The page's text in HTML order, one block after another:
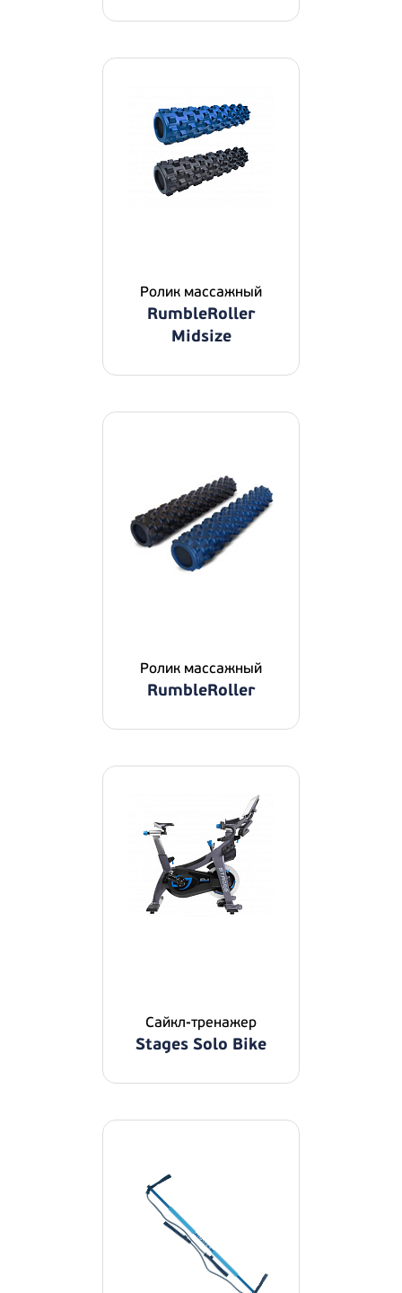
Ролик массажный
RumbleRoller
Midsize
Ролик массажный
RumbleRoller
Сайкл-тренажер
Stages Solo Bike